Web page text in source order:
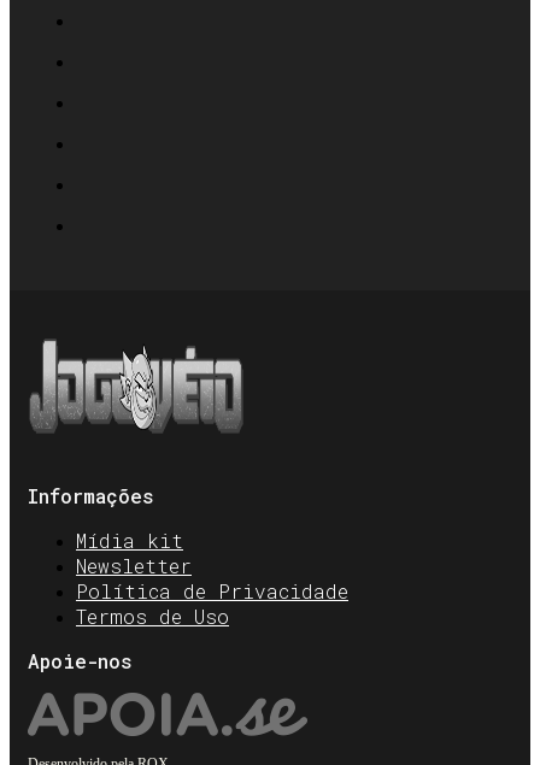
Informações
Mídia kit
Newsletter
Política de Privacidade
Termos de Uso
Apoie-nos